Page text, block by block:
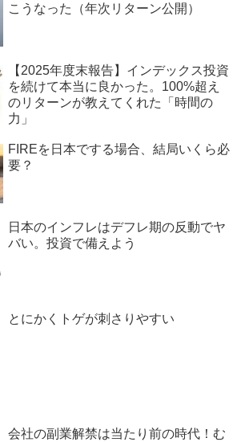
こうなった（年次リターン公開）
【2025年度末報告】インデックス投資
を続けて本当に良かった。100%超え
のリターンが教えてくれた「時間の
力」
FIREを日本でする場合、結局いくら必
要？
日本のインフレはデフレ期の反動でヤ
バい。投資で備えよう
とにかくトゲが刺さりやすい
会社の副業解禁は当たり前の時代！む